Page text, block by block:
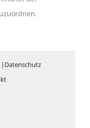
| Datenschutz